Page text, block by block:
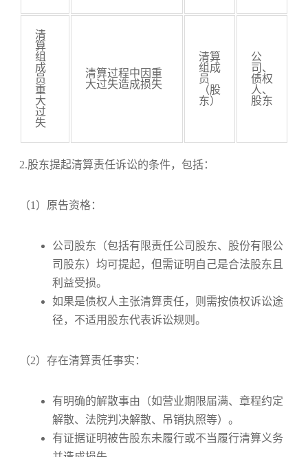
清
算
组
成
员
重
大
过
失
清算过程中因重
大过失造成损失
清算
组成
员
（股
东）
公
司、
债权
人、
股东
2.股东提起清算责任诉讼的条件，包括：
（1）原告资格：
公司股东（包括有限责任公司股东、股份有限公
司股东）均可提起，但需证明自己是合法股东且
利益受损。
如果是债权人主张清算责任，则需按债权诉讼途
径，不适用股东代表诉讼规则。
（2）存在清算责任事实：
有明确的解散事由（如营业期限届满、章程约定
解散、法院判决解散、吊销执照等）。
有证据证明被告股东未履行或不当履行清算义务